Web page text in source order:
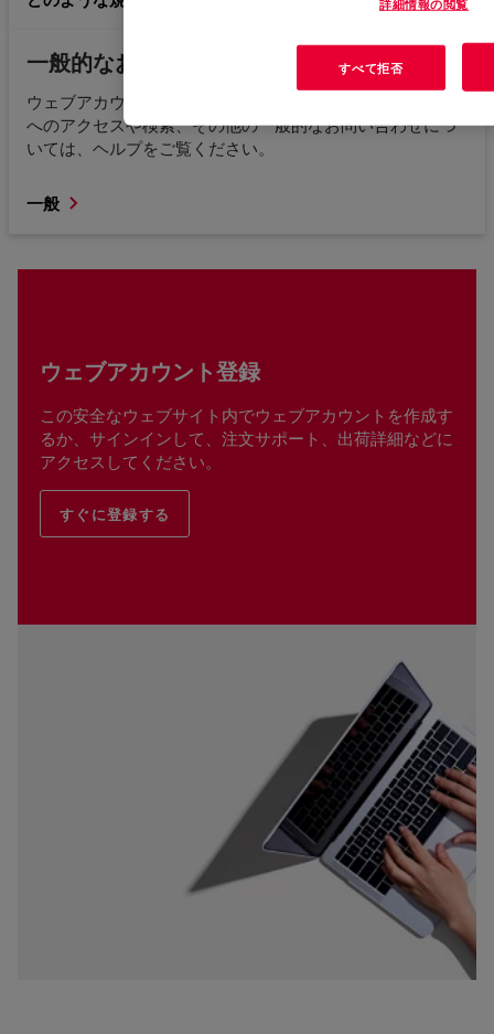
一般的なお問い合わせ
ウェブアカウント登録、ウェブサイトエラー、コンテンツ
へのアクセスや検索、その他の一般的なお問い合わせにつ
いては、ヘルプをご覧ください。
一般
ウェブアカウント登録
この安全なウェブサイト内でウェブアカウントを作成す
るか、サインインして、注文サポート、出荷詳細などに
アクセスしてください。
すぐに登録する
すべて拒否